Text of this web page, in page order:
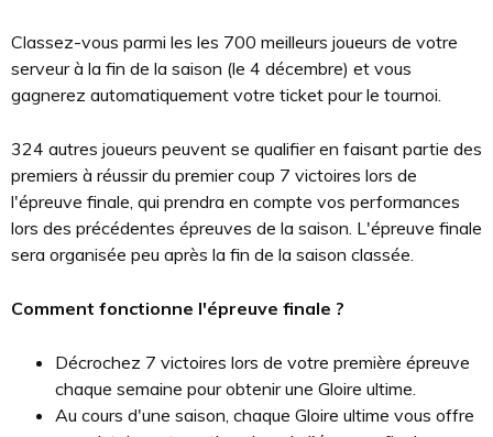
Classez-vous parmi les les 700 meilleurs joueurs de votre
serveur à la fin de la saison (le 4 décembre) et vous
gagnerez automatiquement votre ticket pour le tournoi.
324 autres joueurs peuvent se qualifier en faisant partie des
premiers à réussir du premier coup 7 victoires lors de
l'épreuve finale, qui prendra en compte vos performances
lors des précédentes épreuves de la saison. L'épreuve finale
sera organisée peu après la fin de la saison classée.
Comment fonctionne l'épreuve finale ?
Décrochez 7 victoires lors de votre première épreuve
chaque semaine pour obtenir une Gloire ultime.
Au cours d'une saison, chaque Gloire ultime vous offre